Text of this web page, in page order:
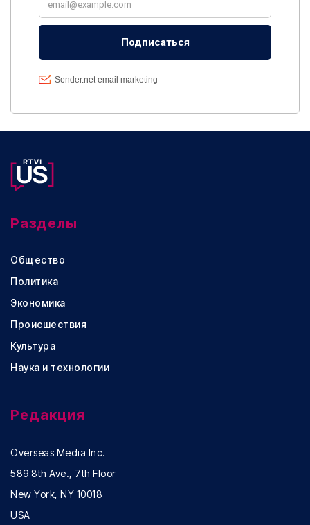
Разделы
Общество
Политика
Экономика
Происшествия
Культура
Наука и технологии
Редакция
Overseas Media Inc.
589 8th Ave., 7th Floor
New York, NY 10018
USA